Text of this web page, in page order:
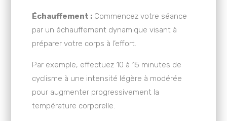
Échauffement :Commencez votre séance
par un échauffement dynamique visant à
préparer votre corps à l’effort.
Par exemple, effectuez 10 à 15 minutes de
cyclisme à une intensité légère à modérée
pour augmenter progressivement la
température corporelle.